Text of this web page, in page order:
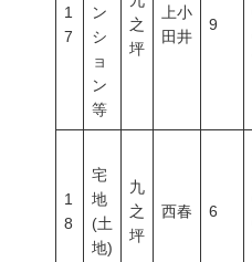
1
7
ン
シ
ョ
ン
等
之
坪
上小
田井
9
1
8
宅
地
(土
地)
九
之
坪
西春 6